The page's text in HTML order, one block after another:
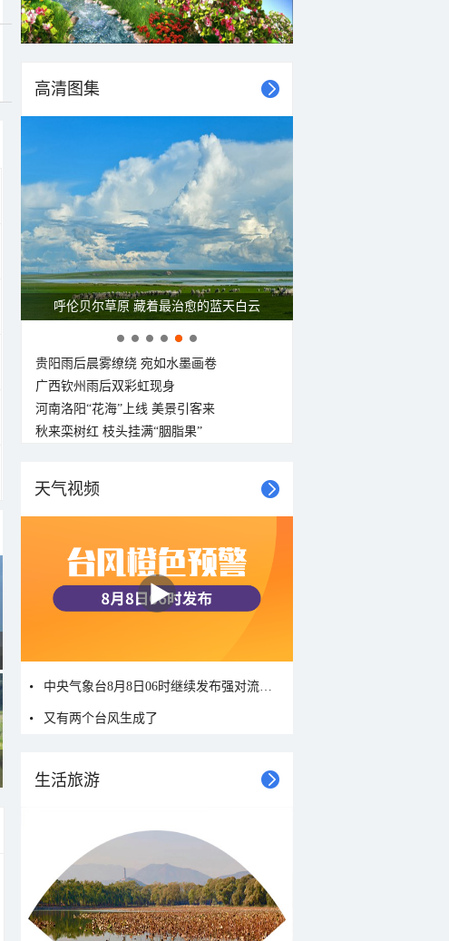
高清图集
呼伦贝尔草原 藏着最治愈的蓝天白云
贵阳雨后晨雾缭绕 宛如水墨画卷
广西钦州雨后双彩虹现身
河南洛阳“花海”上线 美景引客来
秋来栾树红 枝头挂满“胭脂果”
天气视频
又有两个台风生成了
生活旅游